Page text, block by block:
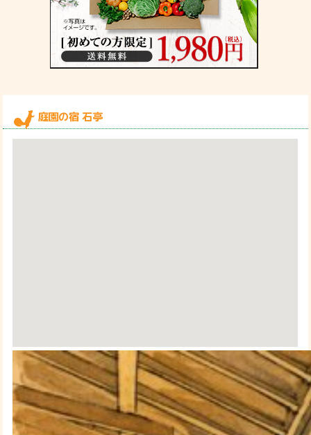
庭園の宿 石亭